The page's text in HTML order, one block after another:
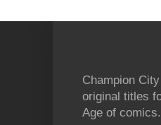
Champion
original titles
Age of comics.